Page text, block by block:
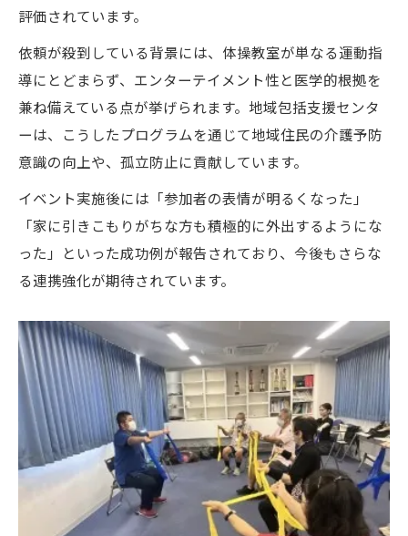
評価されています。
依頼が殺到している背景には、体操教室が単なる運動指
導にとどまらず、エンターテイメント性と医学的根拠を
兼ね備えている点が挙げられます。地域包括支援センタ
ーは、こうしたプログラムを通じて地域住民の介護予防
意識の向上や、孤立防止に貢献しています。
イベント実施後には「参加者の表情が明るくなった」
「家に引きこもりがちな方も積極的に外出するようにな
った」といった成功例が報告されており、今後もさらな
る連携強化が期待されています。